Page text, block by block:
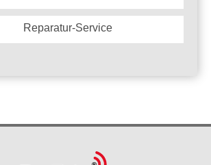
Reparatur-Service